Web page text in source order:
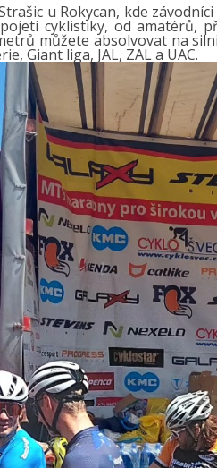
u Rokycan, kde
cyklistiky, od amatérů,
můžete absolvovat na
Giant liga, JAL, ZAL a UAC.